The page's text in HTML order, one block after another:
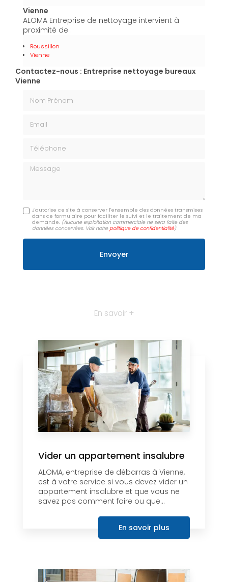
Vienne
ALOMA Entreprise de nettoyage intervient à
proximité de :
Roussillon
Vienne
Contactez-nous : Entreprise nettoyage bureaux
Vienne
Message
J'autorise ce site à conserver l'ensemble des données transmises
dans ce formulaire pour faciliter le suivi et le traitement de ma
demande. (Aucune exploitation commerciale ne sera faite des
données concervées. Voir notrepolitique de confidentialité)
En savoir +
Vider un appartement insalubre
ALOMA, entreprise de débarras à Vienne,
est à votre service si vous devez vider un
appartement insalubre et que vous ne
savez pas comment faire ou que...
En savoir plus